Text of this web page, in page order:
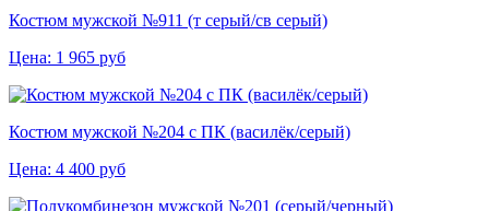
Костюм мужской №911 (т серый/св серый)
Цена: 1 965 руб
Костюм мужской №204 с ПК (василёк/серый)
Цена: 4 400 руб